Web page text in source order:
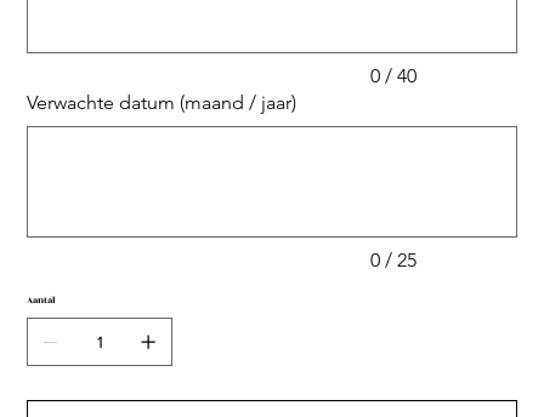
0 / 40
Verwachte datum (maand / jaar)
0 / 25
Aantal